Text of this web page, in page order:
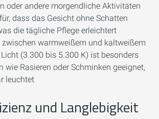
oder andere morgendliche Aktivitäten
dass das Gesicht ohne Schatten
die tägliche Pflege erleichtert
zwischen warmweißem und kaltweißem
(3.300 bis 5.300 K) ist besonders
wie Rasieren oder Schminken geeignet,
leuchtet
und Langlebigkeit